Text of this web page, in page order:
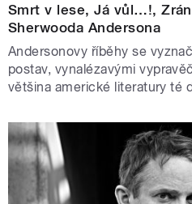
Smrt v lese, Já vůl…!,
Sherwooda Andersona
Andersonovy říběhy se
postav, vynalézavými
většina americké literatury té